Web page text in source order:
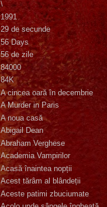
\
1991
29 de secunde
56 Days
56 de zile
84000
84K
A cincea oară în decembrie
A Murder in Paris
A noua casă
Abigail Dean
Abraham Verghese
Academia Vampirilor
Acasă înaintea nopții
Acest tărâm al blândeții
Aceste patimi zbuciumate